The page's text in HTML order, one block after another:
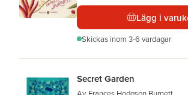
Lägg i
Skickas inom 3-6 vardagar
Secret Garden